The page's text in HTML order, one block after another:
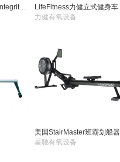
力健LifeFitness荣跃Integrity商用卧式健身车SL
LifeFitness力健立式健身车
力健有氧设备
星驰有氧设备